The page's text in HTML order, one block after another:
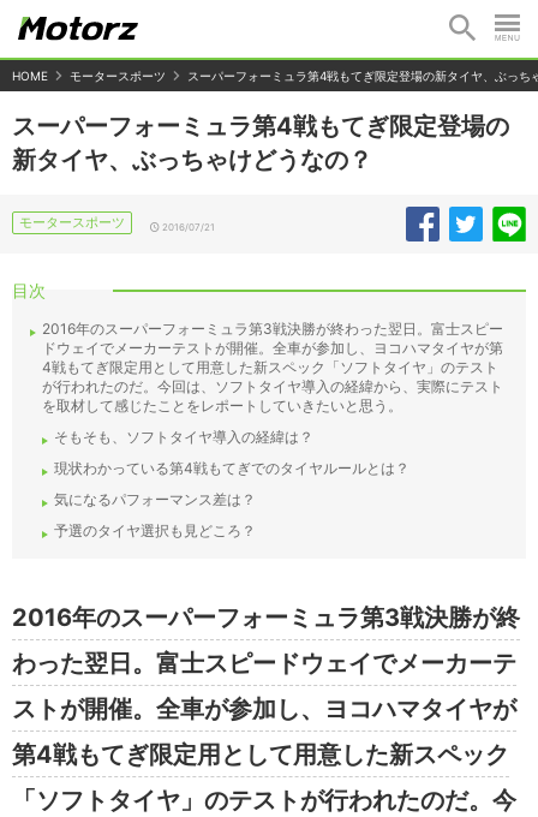
HOME モータースポーツ スーパーフォーミュラ第4戦もてぎ限定登場の新タイヤ、ぶっち
スーパーフォーミュラ第4戦もてぎ限定登場の
新タイヤ、ぶっちゃけどうなの？
モータースポーツ 2016/07/21
目次
2016年のスーパーフォーミュラ第3戦決勝が終わった翌日。富士スピー
ドウェイでメーカーテストが開催。全車が参加し、ヨコハマタイヤが第
4戦もてぎ限定用として用意した新スペック「ソフトタイヤ」のテスト
が行われたのだ。今回は、ソフトタイヤ導入の経緯から、実際にテスト
を取材して感じたことをレポートしていきたいと思う。
そもそも、ソフトタイヤ導入の経緯は？
現状わかっている第4戦もてぎでのタイヤルールとは？
気になるパフォーマンス差は？
予選のタイヤ選択も見どころ？
2016年のスーパーフォーミュラ第3戦決勝が終
わった翌日。富士スピードウェイでメーカーテ
ストが開催。全車が参加し、ヨコハマタイヤが
第4戦もてぎ限定用として用意した新スペック
「ソフトタイヤ」のテストが行われたのだ。今